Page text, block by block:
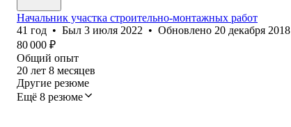
Начальник участка строительно-монтажных работ
41 год • Был 3 июля 2022 • Обновлено 20 декабря 2018
80 000 ₽
Общий опыт
20 лет 8 месяцев
Другие резюме
Ещё 8 резюме